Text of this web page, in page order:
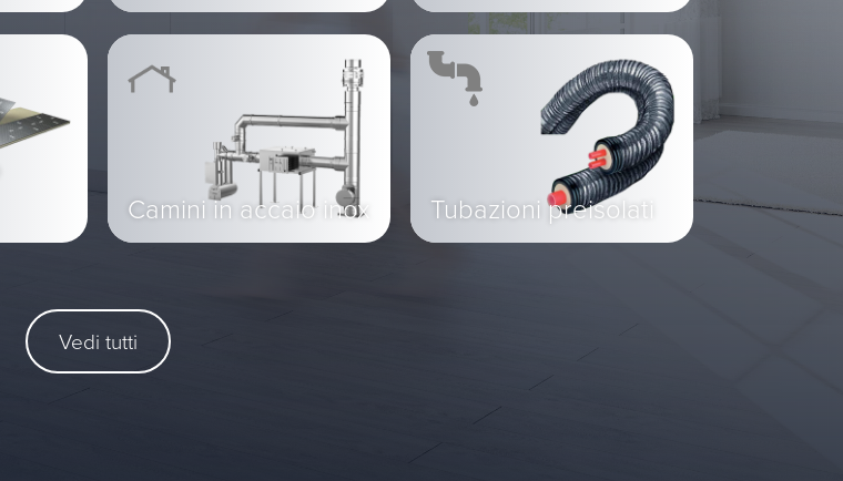
Camini in accaio inox Tubazioni preisolati
Vedi tutti